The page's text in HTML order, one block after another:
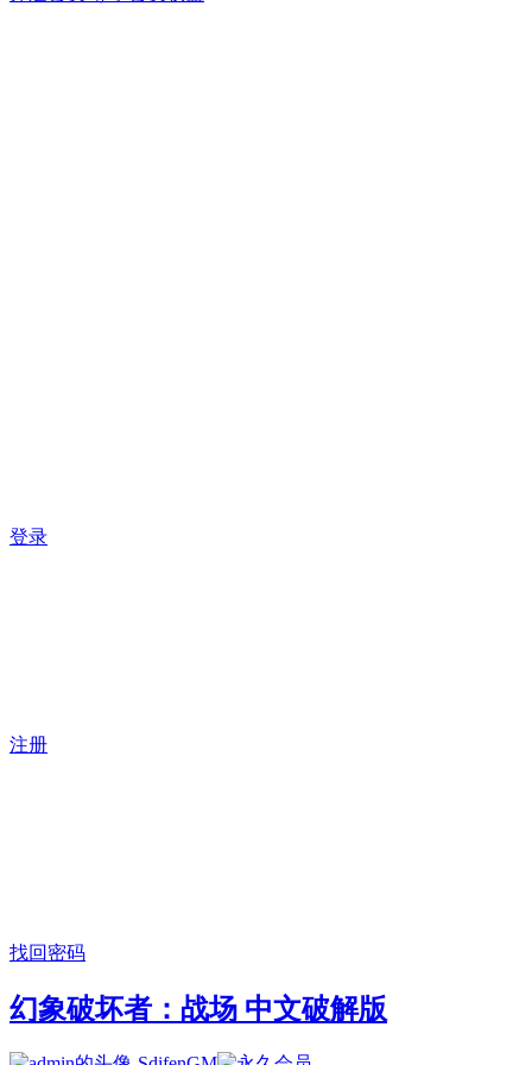
登录
注册
找回密码
幻象破坏者：战场 中文破解版